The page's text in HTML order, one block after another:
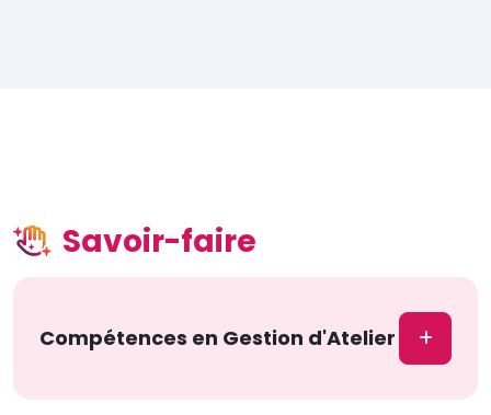
Savoir-faire
Compétences en Gestion d'Atelier